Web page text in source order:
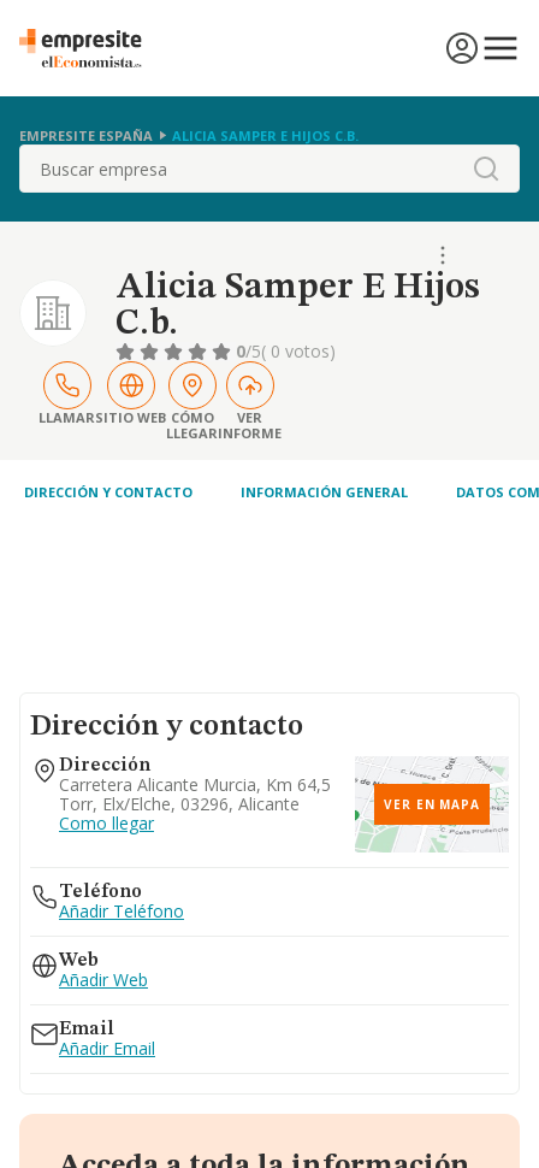
EMPRESITE ESPAÑA ALICIA SAMPER E HIJOS C.B.
Buscar
Alicia Samper E Hijos
C.b.
0/5( 0 votos)
LLAMARSITIO WEB CÓMO
LLEGAR
VER
INFORME
DIRECCIÓN Y CONTACTO INFORMACIÓN GENERAL DATOS
Dirección y contacto
Dirección
Carretera Alicante Murcia, Km 64,5
Torr, Elx/elche, 03296, Alicante
Como llegar
VER EN MAPA
Teléfono
Añadir Teléfono
Web
Añadir Web
Email
Añadir Email